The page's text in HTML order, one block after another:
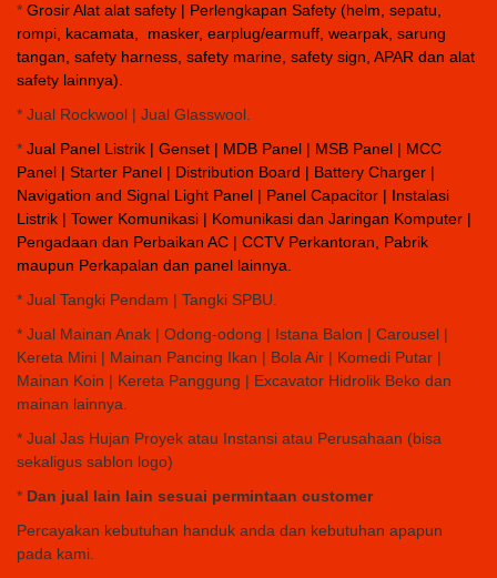
* Grosir Alat alat safety | Perlengkapan Safety (helm, sepatu,
rompi, kacamata, masker, earplug/earmuff, wearpak, sarung
tangan, safety harness, safety marine, safety sign, APAR dan alat
safety lainnya).
* Jual Rockwool | Jual Glasswool.
* Jual Panel Listrik | Genset | MDB Panel | MSB Panel | MCC
Panel | Starter Panel | Distribution Board | Battery Charger |
Navigation and Signal Light Panel | Panel Capacitor | Instalasi
Listrik | Tower Komunikasi | Komunikasi dan Jaringan Komputer |
Pengadaan dan Perbaikan AC | CCTV Perkantoran, Pabrik
maupun Perkapalan dan panel lainnya.
* Jual Tangki Pendam | Tangki SPBU.
* Jual Mainan Anak | Odong-odong | Istana Balon | Carousel |
Kereta Mini | Mainan Pancing Ikan | Bola Air | Komedi Putar |
Mainan Koin | Kereta Panggung | Excavator Hidrolik Beko dan
mainan lainnya.
* Jual Jas Hujan Proyek atau Instansi atau Perusahaan (bisa
sekaligus sablon logo)
* Dan jual lain lain sesuai permintaan customer
Percayakan kebutuhan handuk anda dan kebutuhan apapun
pada kami.